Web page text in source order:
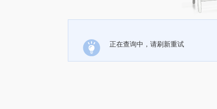
正在查询中，请刷新重试